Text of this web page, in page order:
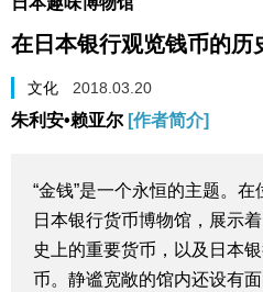
科技
深度报道
视觉日本
在日本银行观览钱币的历
文化 2018.03.20
朱利安•赖亚尔 [作者简介]
“金钱”是一个永恒的主题。
日本银行货币博物馆，展示
史上的重要货币，以及日本
币。静谧宽敞的馆内还设有